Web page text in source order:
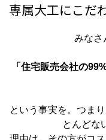
専属大工にこだ
みなさ
「住宅販売会社の
という事実を。つま
とんどな